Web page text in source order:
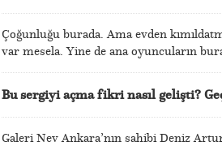
Çoğunluğu burada. Ama evden
var mesela. Yine de ana oyuncuların
Bu sergiyi açma fikri nasıl gelişti?
Galeri Nev Ankara’nın sahibi Deniz